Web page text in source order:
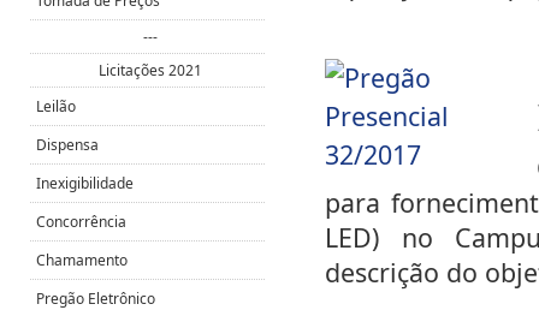
para
LED) no
descrição do
---
Licitações 2021
Leilão
Dispensa
Inexigibilidade
Concorrência
Chamamento
Pregão Eletrônico